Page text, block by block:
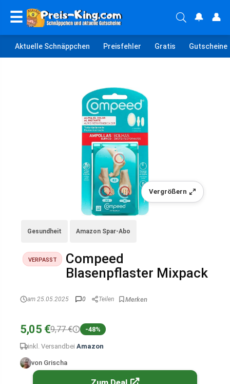
☰ 🔔 👤
Aktuelle Schnäppchen Preisfehler Gratis Gutscheine
Vergrößern
Gesundheit Amazon Spar-Abo
VERPASST
Compeed
Blasenpflaster Mixpack
am 25.05.2025 0 Teilen
5,05 €9,77 € -48%
inkl. Versand bei Amazon
von Grischa